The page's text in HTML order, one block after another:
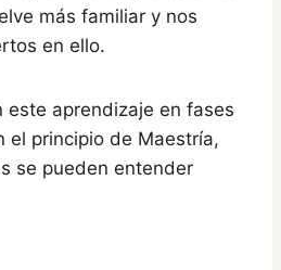
más familiar y nos
en ello.
este aprendizaje en fases
el principio de Maestría,
se pueden entender